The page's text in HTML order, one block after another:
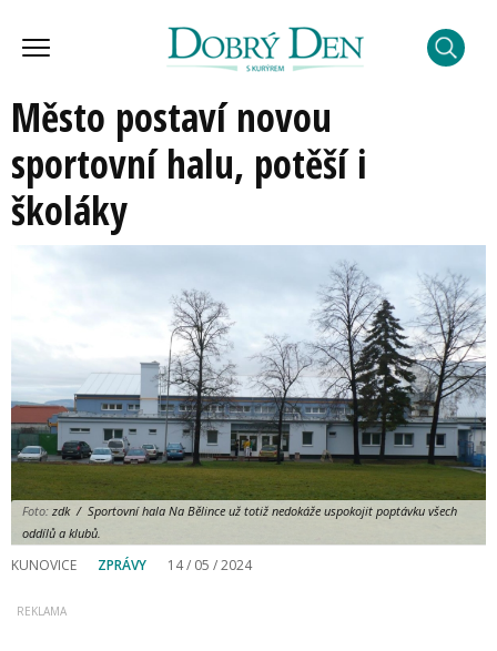
Město postaví novou
sportovní halu, potěší i
školáky
Foto: zdk / Sportovní hala Na Bělince už totiž nedokáže uspokojit poptávku všech
oddílů a klubů.
KUNOVICE ZPRÁVY 14 / 05 / 2024